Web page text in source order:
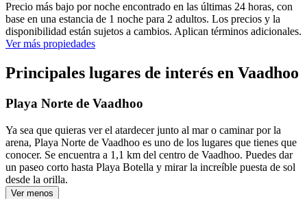
Precio más bajo por noche encontrado en las últimas 24 horas, con
base en una estancia de 1 noche para 2 adultos. Los precios y la
disponibilidad están sujetos a cambios. Aplican términos adicionales.
Ver más propiedades
Principales lugares de interés en Vaadhoo
Playa Norte de Vaadhoo
Ya sea que quieras ver el atardecer junto al mar o caminar por la
arena, Playa Norte de Vaadhoo es uno de los lugares que tienes que
conocer. Se encuentra a 1,1 km del centro de Vaadhoo. Puedes dar
un paseo corto hasta Playa Botella y mirar la increíble puesta de sol
desde la orilla.
Ver menos